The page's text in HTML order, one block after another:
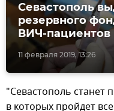
11 февраля 2019, 13:26
Севастополь
резервного
ВИЧ-пациентов
"Севастополь станет
в которых пройдет